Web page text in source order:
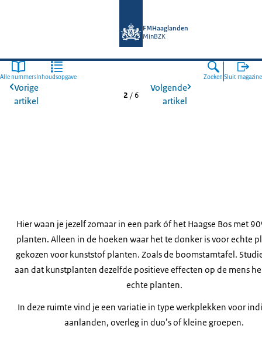
FMHaaglanden
MinBZK
Alle nummers Inhoudsopgave Zoeken Sluit magazine
Vorige
artikel
2 / 6
Volgende
artikel
Hier waan je jezelf zomaar in een park óf het Haagse Bos met
planten. Alleen in de hoeken waar het te donker is voor echte
gekozen voor kunststof planten. Zoals de boomstamtafel.
aan dat kunstplanten dezelfde positieve effecten op de mens
echte planten.
In deze ruimte vind je een variatie in type werkplekken voor
aanlanden, overleg in duo’s of kleine groepen.